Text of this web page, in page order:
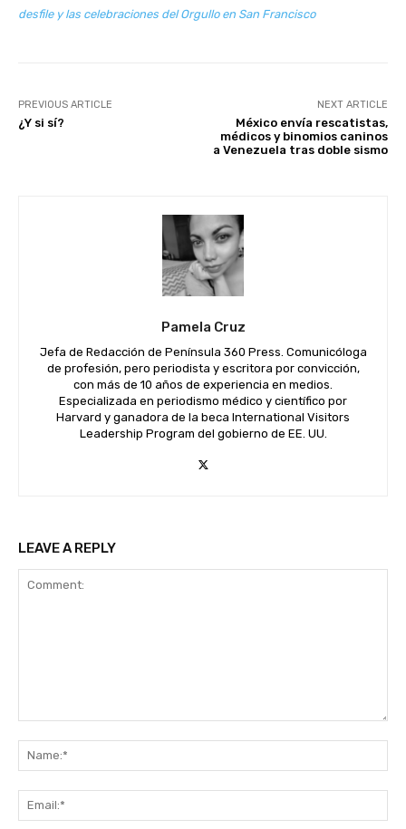
desfile y las celebraciones del Orgullo en San Francisco
PREVIOUS ARTICLE
¿Y si sí?
NEXT ARTICLE
México envía rescatistas,
médicos y binomios caninos
a Venezuela tras doble sismo
Pamela Cruz
Jefa de Redacción de Península 360 Press. Comunicóloga
de profesión, pero periodista y escritora por convicción,
con más de 10 años de experiencia en medios.
Especializada en periodismo médico y científico por
Harvard y ganadora de la beca International Visitors
Leadership Program del gobierno de EE. UU.
LEAVE A REPLY